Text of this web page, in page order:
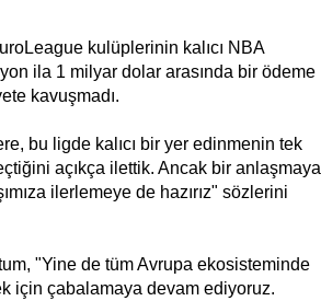
kulüplerinin kalıcı NBA
ila 1 milyar dolar arasında bir ödeme
kavuşmadı.
bu ligde kalıcı bir yer edinmenin tek
açıkça ilettik. Ancak bir anlaşmaya
ilerlemeye de hazırız" sözlerini
"Yine de tüm Avrupa ekosisteminde
için çabalamaya devam ediyoruz.